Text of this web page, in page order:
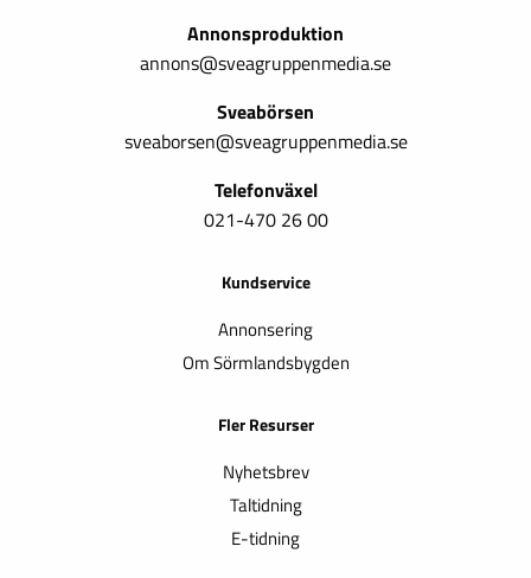
Annonsproduktion
annons@sveagruppenmedia.se
Sveabörsen
sveaborsen@sveagruppenmedia.se
Telefonväxel
021-470 26 00
Kundservice
Annonsering
Om Sörmlandsbygden
Fler Resurser
Nyhetsbrev
Taltidning
E-tidning